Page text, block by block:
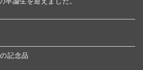
記念品